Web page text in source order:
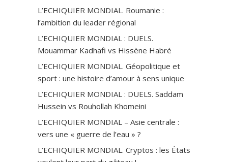
L’ECHIQUIER MONDIAL. Roumanie :
l’ambition du leader régional
L’ECHIQUIER MONDIAL : DUELS.
Mouammar Kadhafi vs Hissène Habré
L’ECHIQUIER MONDIAL. Géopolitique et
sport : une histoire d’amour à sens unique
L’ECHIQUIER MONDIAL : DUELS. Saddam
Hussein vs Rouhollah Khomeini
L’ECHIQUIER MONDIAL – Asie centrale :
vers une « guerre de l’eau » ?
L’ECHIQUIER MONDIAL. Cryptos : les États